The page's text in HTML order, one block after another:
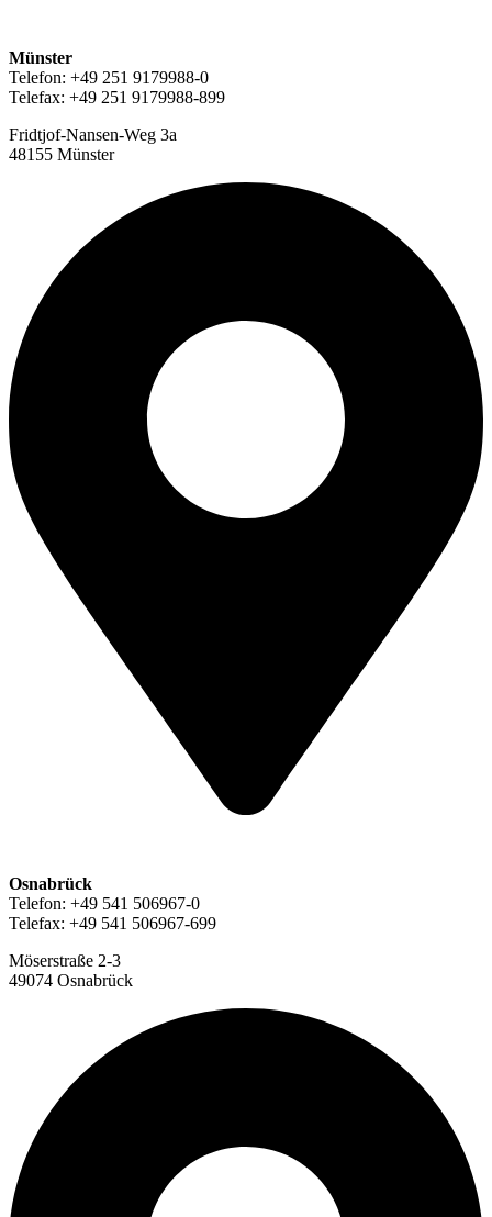
Münster
Telefon: +49 251 9179988-0
Telefax: +49 251 9179988-899
Fridtjof-Nansen-Weg 3a
48155 Münster
Osnabrück
Telefon: +49 541 506967-0
Telefax: +49 541 506967-699
Möserstraße 2-3
49074 Osnabrück